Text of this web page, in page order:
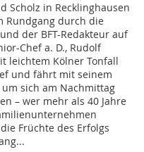
Scholz in Recklinghausen
Rundgang durch die
der BFT-Redakteur auf
Chef a. D., Rudolf
leichtem Kölner Tonfall
und fährt mit seinem
sich am Nachmittag
– wer mehr als 40 Jahre
Früchte des Erfolgs